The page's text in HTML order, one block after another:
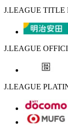
J.LEAGUE TITLE
J.LEAGUE
J.LEAGUE